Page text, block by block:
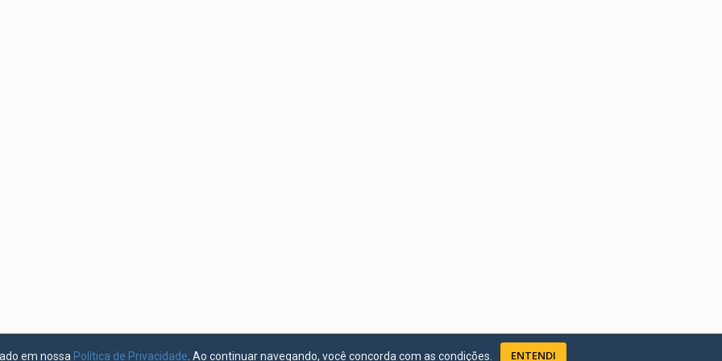
em nossa Política de Privacidade . Ao continuar navegando, você concorda com as condições. ENTENDI